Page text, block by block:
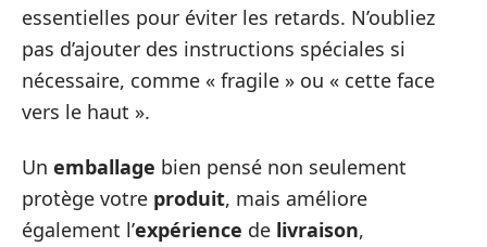
essentielles pour éviter les retards. N’oubliez
pas d’ajouter des instructions spéciales si
nécessaire, comme « fragile » ou « cette face
vers le haut ».
Un emballage bien pensé non seulement
protège votre produit, mais améliore
également l’expérience de livraison,